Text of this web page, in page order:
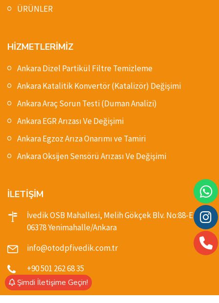
Şimdi İletişime Geçin!
ÜRÜNLER
HİZMETLERİMİZ
Ankara Dizel Partikül Filtre Temizleme
Ankara Katalitik Konvertör (Katalizör) Değişimi
Ankara Araç Sorun Testi (Duman Analizi)
Ankara EGR Arızası Ve Değişimi
Ankara Egzoz Arıza Onarımı ve Tamiri
Ankara Oksijen Sensörü Arızası Ve Değişimi
İLETİŞİM
İvedik OSB Mahallesi, Melih Gökçek Blv. No:88-E,
06378 Yenimahalle/Ankara
info@otodpfivedik.com.tr
+90 501 262 68 35